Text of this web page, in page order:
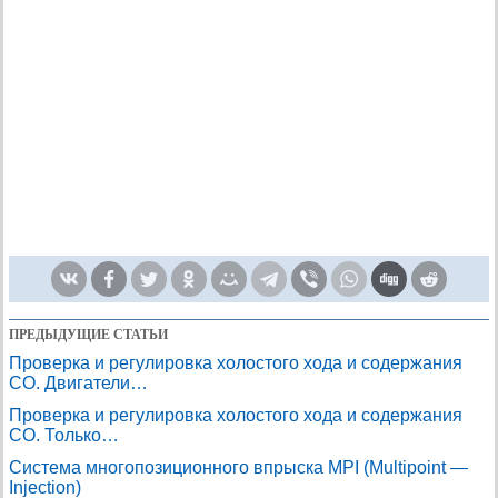
ПРЕДЫДУЩИЕ СТАТЬИ
Проверка и регулировка холостого хода и содержания
СО. Двигатели…
Проверка и регулировка холостого хода и содержания
СО. Только…
Система многопозиционного впрыска MPI (Multipoint —
Injection)